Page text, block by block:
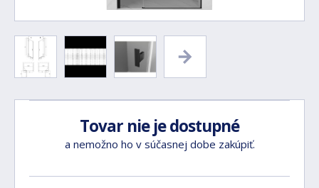
Tovar nie je dostupné
a nemožno ho v súčasnej dobe zakúpiť.